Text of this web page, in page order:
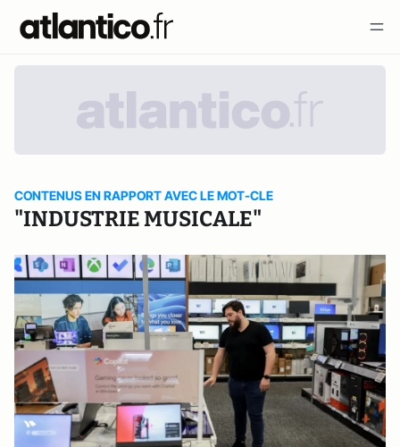
CONTENUS EN RAPPORT AVEC LE MOT-CLE
"INDUSTRIE MUSICALE"